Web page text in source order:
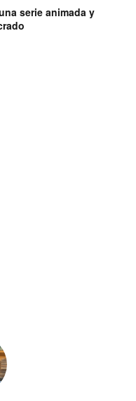
serie animada y